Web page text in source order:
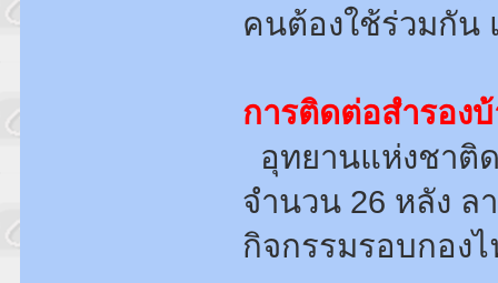
คนต้องใช้ร่วมกัน
การติดต่อสำรอง
อุทยานแห่งชาติ
จำนวน 26 หลัง ล
กิจกรรมรอบกอง